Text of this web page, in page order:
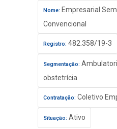
Nome: Empresarial
Convencional
Registro: 482.358/19-3
Segmentação:
obstetrícia
Contratação: Coletivo
Situação: Ativo